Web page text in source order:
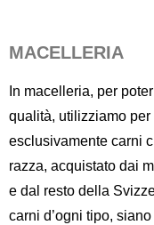
MACELLERIA
In macelleria, per
qualità, utilizziamo
esclusivamente carni
razza, acquistato dai
e dal resto della
carni d’ogni tipo,